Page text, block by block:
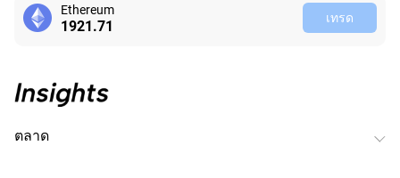
Ethereum
1921.71 เทรด
ตลาด